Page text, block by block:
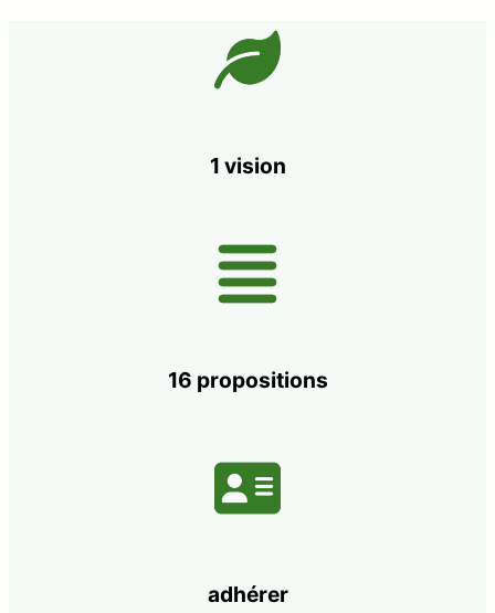
1 vision
16 propositions
adhérer